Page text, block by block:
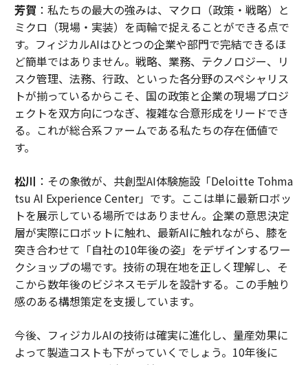
芳賀 ：私たちの最大の強みは、マクロ（政策・戦略）と
ミクロ（現場・実装）を両輪で捉えることができる点で
す。フィジカルAIはひとつの企業や部門で完結できるほ
ど簡単ではありません。戦略、業務、テクノロジー、リ
スク管理、法務、行政、といった各分野のスペシャリス
トが揃っているからこそ、国の政策と企業の現場プロジ
ェクトを双方向につなぎ、複雑な合意形成をリードでき
る。これが総合系ファームである私たちの存在価値で
す。
松川 ：その象徴が、共創型AI体験施設「Deloitte Tohma
tsu AI Experience Center」です。ここは単に最新ロボッ
トを展示している場所ではありません。企業の意思決定
層が実際にロボットに触れ、最新AIに触れながら、膝を
突き合わせて「自社の10年後の姿」をデザインするワー
クショップの場です。技術の現在地を正しく理解し、そ
こから数年後のビジネスモデルを設計する。この手触り
感のある構想策定を支援しています。
今後、フィジカルAIの技術は確実に進化し、量産効果に
よって製造コストも下がっていくでしょう。10年後に